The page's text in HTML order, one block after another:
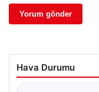
Hava Durumu